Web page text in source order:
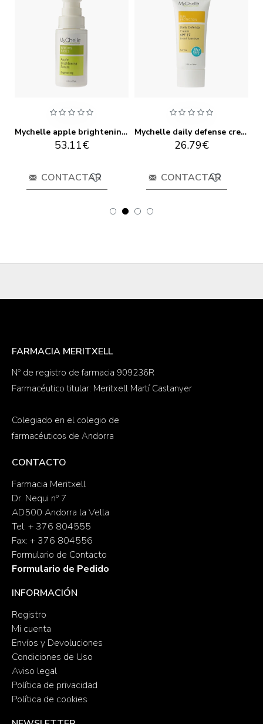
Mychelle apple brightening serum age spot step 3 30ml
53.11€
CONTACTAR
Mychelle daily defense cream spf 17 all combination step 5 35ml
26.79€
CONTACTAR
FARMACIA MERITXELL
Nº de registro de farmacia 909236R
Farmacéutico titular: Meritxell Martí Castanyer
Colegiado en el colegio de
farmacéuticos de Andorra
CONTACTO
Farmacia Meritxell
Dr. Nequi nº 7
AD500 Andorra la Vella
Tel: + 376 804555
Fax: + 376 804556
Formulario de Contacto
Formulario de Pedido
INFORMACIÓN
Registro
Mi cuenta
Envíos y Devoluciones
Condiciones de Uso
Aviso legal
Política de privacidad
Política de cookies